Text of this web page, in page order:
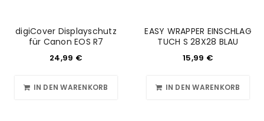
digiCover Displayschutz
für Canon EOS R7
24,99 €
IN DEN WARENKORB
EASY WRAPPER EINSCHLAG
TUCH S 28X28 BLAU
15,99 €
IN DEN WARENKORB